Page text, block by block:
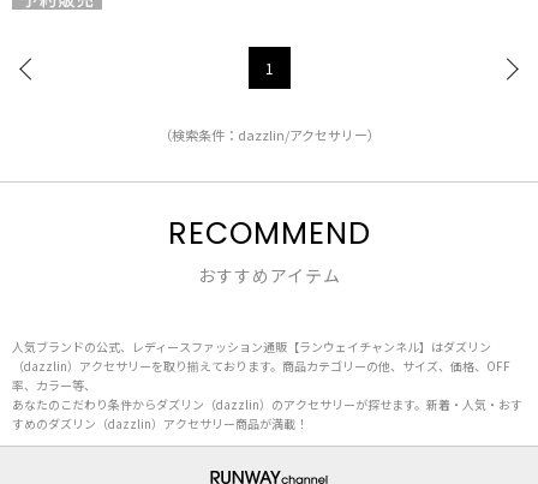
1
（検索条件：dazzlin/アクセサリー）
RECOMMEND
おすすめアイテム
人気ブランドの公式、レディースファッション通販【ランウェイチャンネル】はダズリン
（dazzlin）アクセサリーを取り揃えております。商品カテゴリーの他、サイズ、価格、OFF
率、カラー等、
あなたのこだわり条件からダズリン（dazzlin）のアクセサリーが探せます。新着・人気・おす
すめのダズリン（dazzlin）アクセサリー商品が満載！